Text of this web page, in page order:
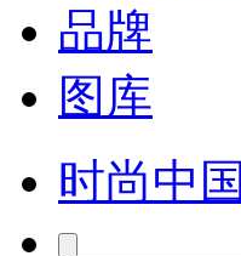
品牌
图库
时尚中国